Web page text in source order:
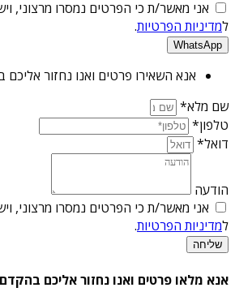
אני מאשר/ת כי הפרטים נמסרו מרצוני,
למדיניות הפרטיות.
WhatsApp
אנא השאירו פרטים ואנו נחזור
שם מלא*
טלפון*
דואל*
הודעה
אני מאשר/ת כי הפרטים נמסרו מרצוני,
למדיניות הפרטיות.
שליחה
אנא מלאו פרטים ואנו נחזור אליכם בהקדם